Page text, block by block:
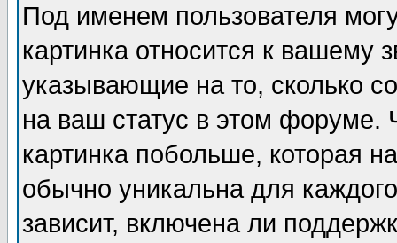
Под именем пользователя
картинка относится к вашему
указывающие на то, сколько
на ваш статус в этом форуме.
картинка побольше, которая
обычно уникальна для
зависит, включена ли